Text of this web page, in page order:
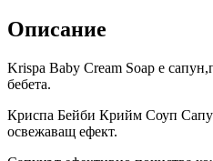
Описание
Krispa Baby Cream Soap е
бебета.
Криспа Бейби Крийм Соуп
освежаващ ефект.